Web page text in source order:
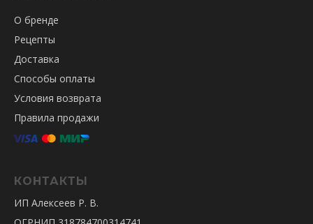
КОНТАКТЫ
ИП Алексеев Р. В.
О бренде
Рецепты
Доставка
Способы оплаты
Условия возврата
Правила продажи